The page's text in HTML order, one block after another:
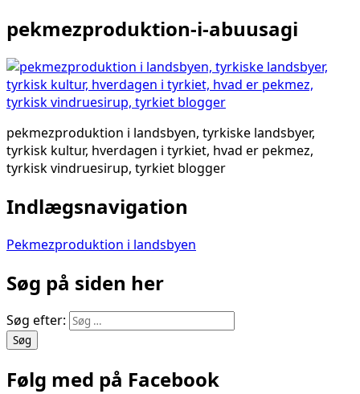
pekmezproduktion-i-abuusagi
pekmezproduktion i landsbyen, tyrkiske landsbyer,
tyrkisk kultur, hverdagen i tyrkiet, hvad er pekmez,
tyrkisk vindruesirup, tyrkiet blogger
Indlægsnavigation
Pekmezproduktion i landsbyen
Søg på siden her
Søg efter:
Følg med på Facebook